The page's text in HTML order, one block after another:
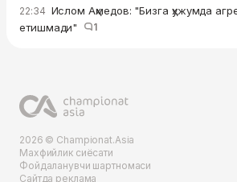
22:34 Ислом Аҳмедов: "Бизга ҳужумда
етишмади"
1
2026 © Championat.Asia
Махфийлик сиёсати
Фойдаланувчи шартномаси
Сайтда реклама